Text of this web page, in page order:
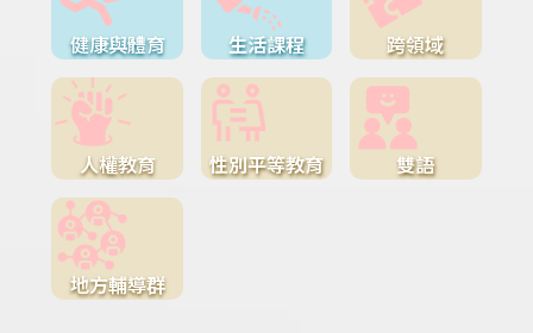
健康與體育 生活課程 跨領域
人權教育 性別平等教育 雙語
地方輔導群